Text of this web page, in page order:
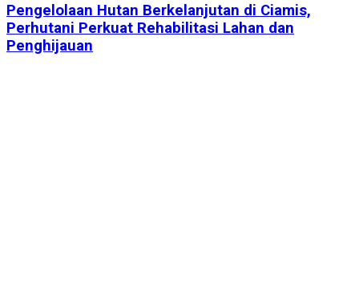
Pengelolaan Hutan Berkelanjutan di Ciamis,
Perhutani Perkuat Rehabilitasi Lahan dan
Penghijauan